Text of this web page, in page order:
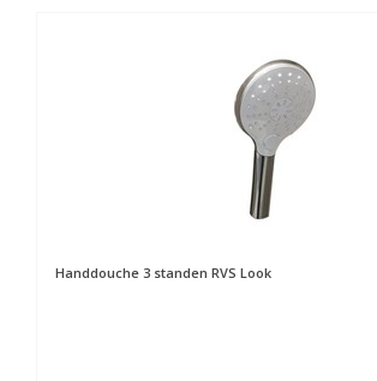
Handdouche 3 standen RVS Look